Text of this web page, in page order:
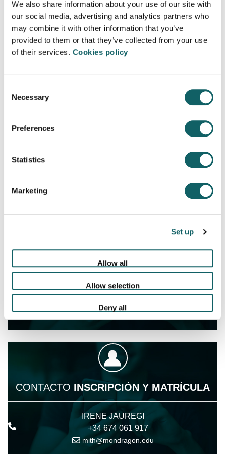
We also share information about your use of our site with
our social media, advertising and analytics partners who
may combine it with other information that you’ve
provided to them or that they’ve collected from your use
of their services. Cookies policy
Selection
Necessary
Preferences
Statistics
Marketing
Set up
Allow all
Allow selection
Deny all
Podrás realizar prácticas presenciales en
alguna de nuestra sedes
Realizarás el Proyecto Fin de Máster
aplicado en la empresa y tutorizado por
nuestros expertos
investigación y los principales referentes
industriales en hidrógeno, que buscan acelerar
en la industria, y donde será necesario un
equilibrio entre los perfiles de ingeniería
CONTENIDOS DEL MÁSTER
JOSE MARIA CANALES SEGADE
+34 678 360 013
CONTACTO INSCRIPCIÓN Y MATRÍCULA
IRENE JAUREGI
+34 674 061 917
mith@mondragon.edu